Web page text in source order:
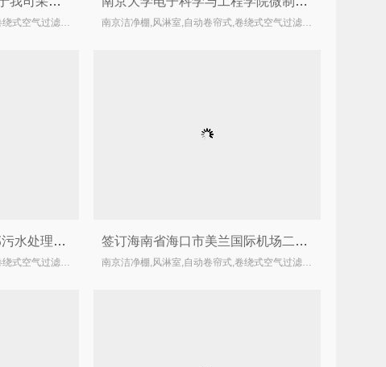
签订河南新乡市铁西北部污水处理厂卷帘式空气过滤器合同
南京洁净棚,风淋室,自动卷帘式,卷绕式空气过滤器厂家
签订海南省海口市美兰国际机场二期扩建污水处理厂卷帘式空气过滤器合同
南京洁净棚,风淋室,自动卷帘式,卷绕式空气过滤器厂家